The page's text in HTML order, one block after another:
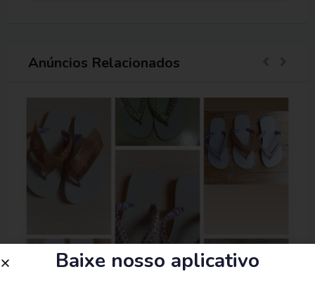
Anúncios Relacionados
Baixe nosso aplicativo